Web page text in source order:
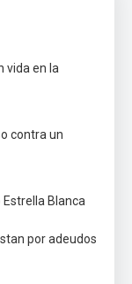
vida en la
contra un
Blanca
por adeudos